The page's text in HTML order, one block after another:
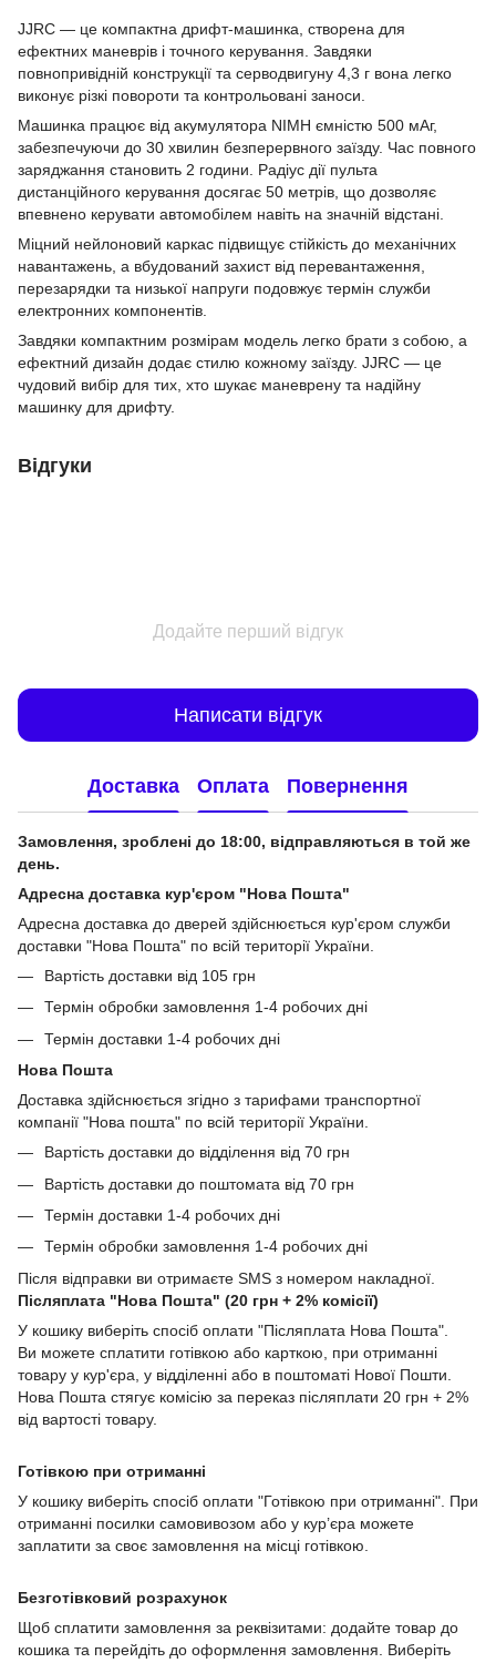
JJRC — це компактна дрифт-машинка, створена для
ефектних маневрів і точного керування. Завдяки
повнопривідній конструкції та серводвигуну 4,3 г вона легко
виконує різкі повороти та контрольовані заноси.
Машинка працює від акумулятора NIMH ємністю 500 мАг,
забезпечуючи до 30 хвилин безперервного заїзду. Час повного
заряджання становить 2 години. Радіус дії пульта
дистанційного керування досягає 50 метрів, що дозволяє
впевнено керувати автомобілем навіть на значній відстані.
Міцний нейлоновий каркас підвищує стійкість до механічних
навантажень, а вбудований захист від перевантаження,
перезарядки та низької напруги подовжує термін служби
електронних компонентів.
Завдяки компактним розмірам модель легко брати з собою, а
ефектний дизайн додає стилю кожному заїзду. JJRC — це
чудовий вибір для тих, хто шукає маневрену та надійну
машинку для дрифту.
Відгуки
Додайте перший відгук
Написати відгук
Доставка Оплата Повернення
Замовлення, зроблені до 18:00, відправляються в той же
день.
Адресна доставка кур'єром "Нова Пошта"
Адресна доставка до дверей здійснюється кур'єром служби
доставки "Нова Пошта" по всій території України.
Вартість доставки від 105 грн
Термін обробки замовлення 1-4 робочих дні
Термін доставки 1-4 робочих дні
Нова Пошта
Доставка здійснюється згідно з тарифами транспортної
компанії "Нова пошта" по всій території України.
Вартість доставки до відділення від 70 грн
Вартість доставки до поштомата від 70 грн
Термін доставки 1-4 робочих дні
Термін обробки замовлення 1-4 робочих дні
Після відправки ви отримаєте SMS з номером накладної.
Післяплата "Нова Пошта" (20 грн + 2% комісії)
У кошику виберіть спосіб оплати "Післяплата Нова Пошта".
Ви можете сплатити готівкою або карткою, при отриманні
товару у кур'єра, у відділенні або в поштоматі Нової Пошти.
Нова Пошта стягує комісію за переказ післяплати 20 грн + 2%
від вартості товару.
Готівкою при отриманні
У кошику виберіть спосіб оплати "Готівкою при отриманні". При
отриманні посилки самовивозом або у кур’єра можете
заплатити за своє замовлення на місці готівкою.
Безготівковий розрахунок
Щоб сплатити замовлення за реквізитами: додайте товар до
кошика та перейдіть до оформлення замовлення. Виберіть